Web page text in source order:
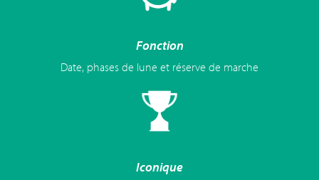
Fonction
Date, phases de lune et réserve de marche
Iconique